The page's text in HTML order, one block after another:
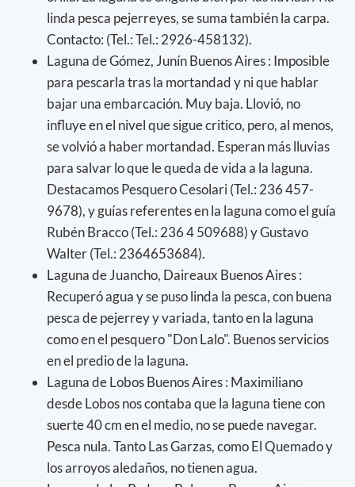
linda pesca pejerreyes, se suma también la carpa.
Contacto: (Tel.: Tel.: 2926-458132).
Laguna de Gómez, Junín Buenos Aires : Imposible
para pescarla tras la mortandad y ni que hablar
bajar una embarcación. Muy baja. Llovió, no
influye en el nivel que sigue critico, pero, al menos,
se volvió a haber mortandad. Esperan más lluvias
para salvar lo que le queda de vida a la laguna.
Destacamos Pesquero Cesolari (Tel.: 236 457-
9678), y guías referentes en la laguna como el guía
Rubén Bracco (Tel.: 236 4 509688) y Gustavo
Walter (Tel.: 2364653684).
Laguna de Juancho, Daireaux Buenos Aires :
Recuperó agua y se puso linda la pesca, con buena
pesca de pejerrey y variada, tanto en la laguna
como en el pesquero "Don Lalo". Buenos servicios
en el predio de la laguna.
Laguna de Lobos Buenos Aires : Maximiliano
desde Lobos nos contaba que la laguna tiene con
suerte 40 cm en el medio, no se puede navegar.
Pesca nula. Tanto Las Garzas, como El Quemado y
los arroyos aledaños, no tienen agua.